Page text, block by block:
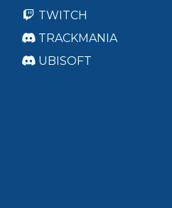
TWITCH
TRACKMANIA
UBISOFT